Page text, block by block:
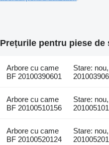
Prețurile pentru piese de
Arbore cu came
BF 20100390601
Stare:
Arbore cu came
BF 20100510156
Stare:
Arbore cu came
BF 20100520124
Stare: